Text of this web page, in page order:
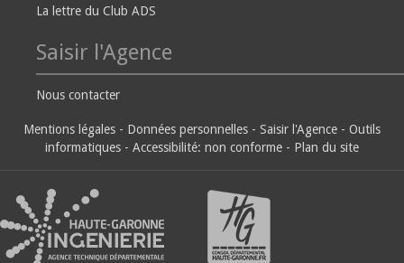
La lettre du Club ADS
Saisir l'Agence
Nous contacter
Mentions légales - Données personnelles - Saisir l'Agence - Outils
informatiques - Accessibilité: non conforme - Plan du site